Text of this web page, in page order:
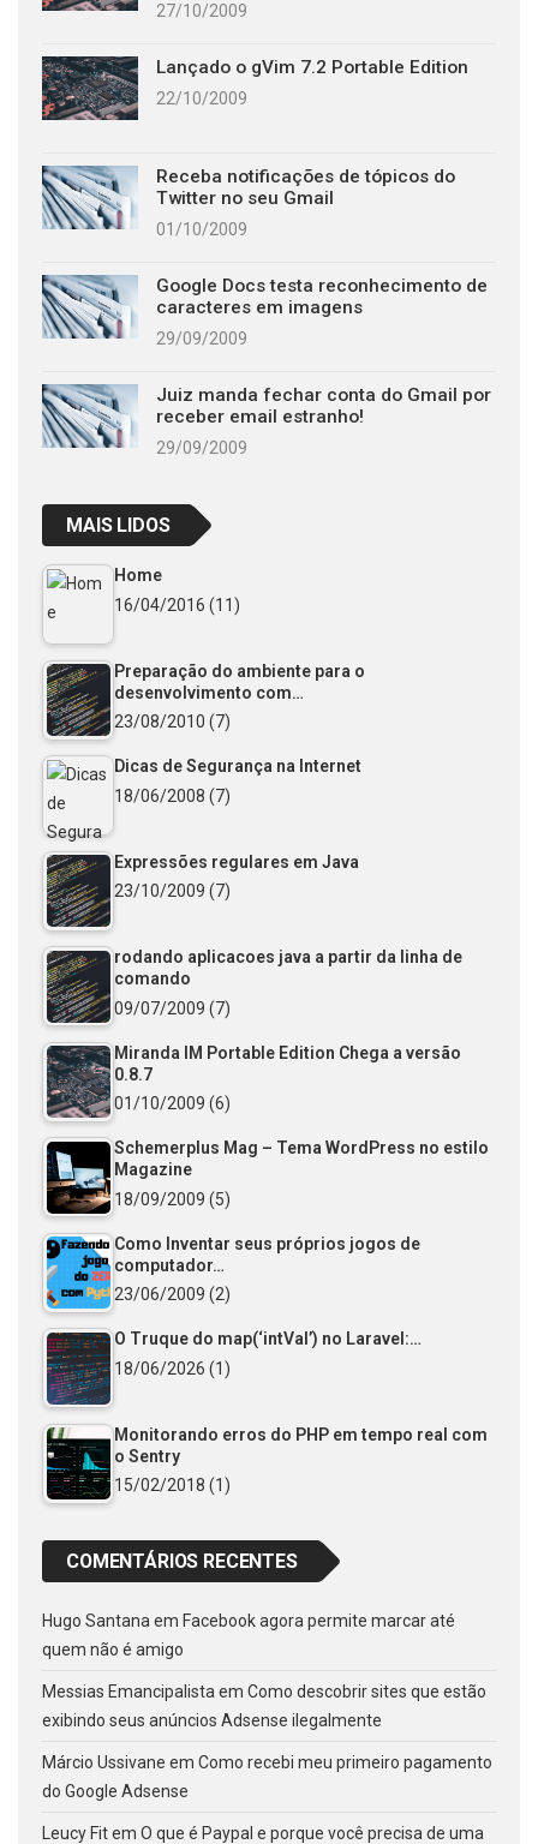
27/10/2009
Lançado o gVim 7.2 Portable Edition
22/10/2009
Receba notificações de tópicos do
Twitter no seu Gmail
01/10/2009
Google Docs testa reconhecimento de
caracteres em imagens
29/09/2009
Juiz manda fechar conta do Gmail por
receber email estranho!
29/09/2009
MAIS LIDOS
Home
16/04/2016 (11)
Preparação do ambiente para o
desenvolvimento com…
23/08/2010 (7)
Dicas de Segurança na Internet
18/06/2008 (7)
Expressões regulares em Java
23/10/2009 (7)
rodando aplicacoes java a partir da linha de
comando
09/07/2009 (7)
Miranda IM Portable Edition Chega a versão
0.8.7
01/10/2009 (6)
Schemerplus Mag – Tema WordPress no estilo
Magazine
18/09/2009 (5)
Como Inventar seus próprios jogos de
computador…
23/06/2009 (2)
O Truque do map(‘intVal’) no Laravel:…
18/06/2026 (1)
Monitorando erros do PHP em tempo real com
o Sentry
15/02/2018 (1)
COMENTÁRIOS RECENTES
Hugo Santana em Facebook agora permite marcar até
quem não é amigo
Messias Emancipalista em Como descobrir sites que estão
exibindo seus anúncios Adsense ilegalmente
Márcio Ussivane em Como recebi meu primeiro pagamento
do Google Adsense
Leucy Fitem O que é Paypal e porque você precisa de uma